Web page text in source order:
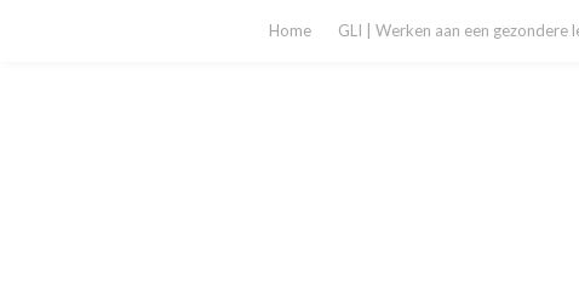
Home GLI | Werken aan een gezondere